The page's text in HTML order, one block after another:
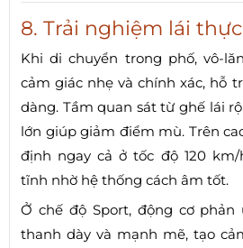
8. Trải nghiệm lái
Khi di chuyển trong phố, vô-
cảm giác nhẹ và chính xác, hỗ
dàng. Tầm quan sát từ ghế lái
lớn giúp giảm điểm mù. Trên
định ngay cả ở tốc độ 120 km/
tĩnh nhờ hệ thống cách âm tốt.
Ở chế độ Sport, động cơ
thanh dày và mạnh mẽ, tạo